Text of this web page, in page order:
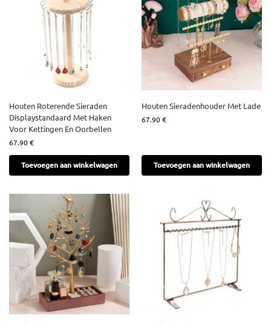
Houten Roterende Sieraden
Displaystandaard Met Haken
Voor Kettingen En Oorbellen
67.90€
Toevoegen aan winkelwagen
Houten Sieradenhouder Met Lade
67.90€
Toevoegen aan winkelwagen